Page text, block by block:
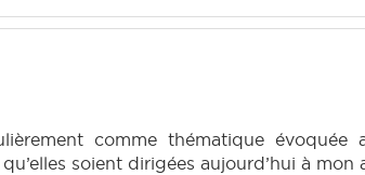
comme thématique évoquée
soient dirigées aujourd’hui à mon